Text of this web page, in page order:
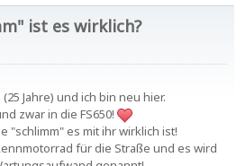
ist es wirklich?
Jahre) und ich bin neu hier.
zwar in die FS650!
"schlimm" es mit ihr wirklich ist!
für die Straße und es wird